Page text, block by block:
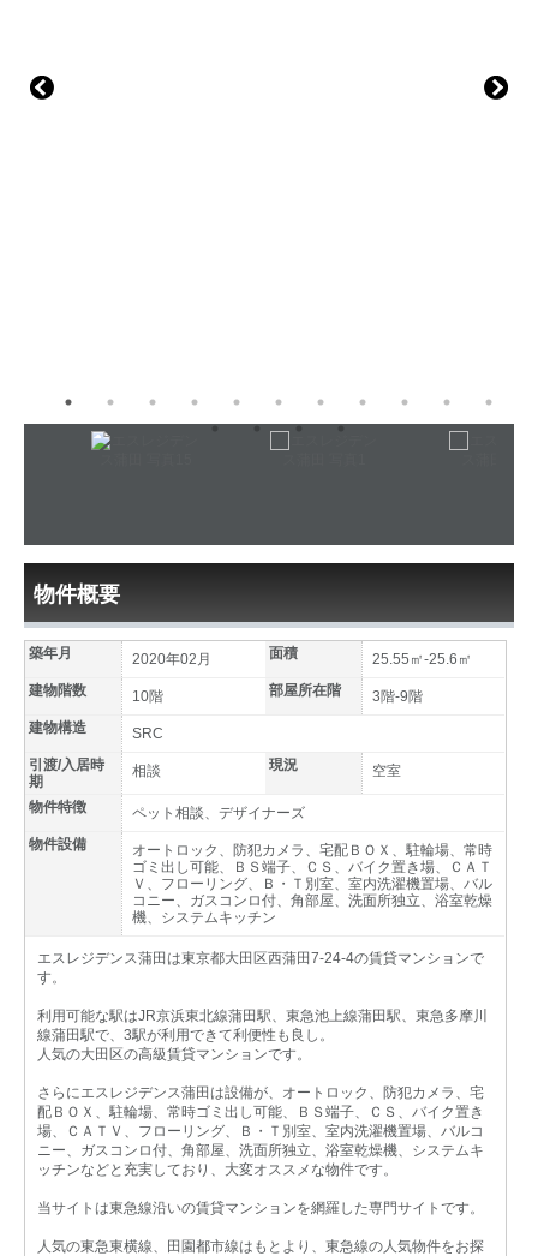
物件概要
築年月 2020年02月 面積
25.55㎡-25.6㎡
建物階数
10階 部屋所在階
3階-9階
建物構造
SRC
引渡/入居時
期
相談 現況 空室
物件特徴
ペット相談、デザイナーズ
物件設備
オートロック、防犯カメラ、宅配ＢＯＸ、駐輪場、常時
ゴミ出し可能、ＢＳ端子、ＣＳ、バイク置き場、ＣＡＴ
Ｖ、フローリング、Ｂ・Ｔ別室、室内洗濯機置場、バル
コニー、ガスコンロ付、角部屋、洗面所独立、浴室乾燥
機、システムキッチン
エスレジデンス蒲田は東京都大田区西蒲田7-24-4の賃貸マンションで
す。
利用可能な駅はJR京浜東北線蒲田駅、東急池上線蒲田駅、東急多摩川
線蒲田駅で、3駅が利用できて利便性も良し。
人気の大田区の高級賃貸マンションです。
さらにエスレジデンス蒲田は設備が、オートロック、防犯カメラ、宅
配ＢＯＸ、駐輪場、常時ゴミ出し可能、ＢＳ端子、ＣＳ、バイク置き
場、ＣＡＴＶ、フローリング、Ｂ・Ｔ別室、室内洗濯機置場、バルコ
ニー、ガスコンロ付、角部屋、洗面所独立、浴室乾燥機、システムキ
ッチンなどと充実しており、大変オススメな物件です。
当サイトは東急線沿いの賃貸マンションを網羅した専門サイトです。
人気の東急東横線、田園都市線はもとより、東急線の人気物件をお探